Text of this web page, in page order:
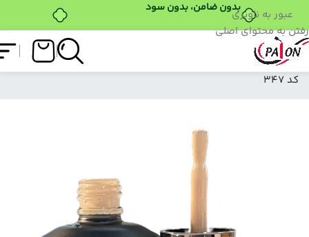
عبور به ناوبری
رفتن به محتوای اصلی
فروشگاه
لاک ژل نرمال پایون
کد 347